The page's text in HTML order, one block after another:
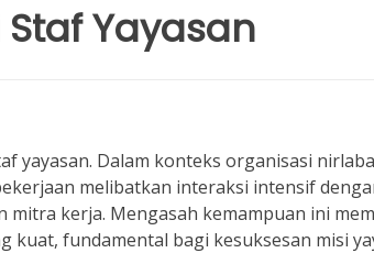
Yayasan
yayasan. Dalam konteks organisasi
melibatkan interaksi intensif
kerja. Mengasah kemampuan ini
fundamental bagi kesuksesan misi